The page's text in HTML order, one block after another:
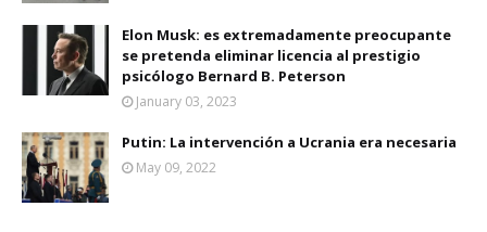
Elon Musk: es extremadamente preocupante
se pretenda eliminar licencia al prestigio
psicólogo Bernard B. Peterson
January 03, 2023
Putin: La intervención a Ucrania era necesaria
May 09, 2022